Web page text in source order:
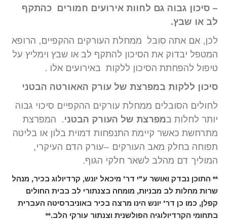
– סיכון גבוה גם לחוות אירועים חמורים כהתקף
לב או שבץ.
לכן, אם אתה סובל ממחלת העורקים ההקפיים, הרופא
המטפל יבדוק את הסיכון להתקף לב או שבץ וימליץ על
טיפול להפחתת הסיכון ללקות באירועים אלו .
סיכון ללקות במפרצת של עורק האאורטה הבטני
לחולים הסובלים ממחלת עורקים ההקפיים סיכוי גבוה
יותר לחלות במפרצת של העורק הבטני. המפרצת
מתרחשת כאשר קיימת התנפחות דמוית בלון או בליטה
תפוחה בחלק מאב העורקים –עורק הדם העיקרי,
המוליך דם מהלב לשאר חלקי הגוף.
** התוכן נבדק ואושר ע"י דר' מיכאל יונש, קרדיולוג בכיר, מנהל
שרות מחלות לב מבניות, מומחה בצנתורי לב בבית החולים
קפלן, כמו כן דר' יונש הינו מרצה בכיר באוניברסיטה העברית
בתחומי הקרדיולוגיה הפולשנית וצנתור עורקי הלב.**